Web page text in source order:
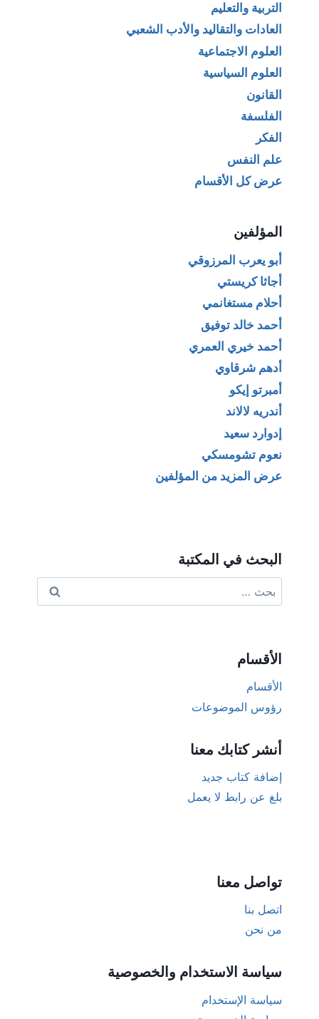
التربية والتعليم
العادات والتقاليد والأدب الشعبي
العلوم الاجتماعية
العلوم السياسية
القانون
الفلسفة
الفكر
علم النفس
عرض كل الأقسام
المؤلفين
أبو يعرب المرزوقي
أجاثا كريستي
أحلام مستغانمي
أحمد خالد توفيق
أحمد خيري العمري
أدهم شرقاوي
أمبرتو إيكو
أندريه لالاند
إدوارد سعيد
نعوم تشومسكي
عرض المزيد من المؤلفين
البحث في المكتبة
عن:
الأقسام
الأقسام
رؤوس الموضوعات
أنشر كتابك معنا
إضافة كتاب جديد
بلغ عن رابط لا يعمل
تواصل معنا
اتصل بنا
من نحن
سياسة الاستخدام والخصوصية
سياسة الإستخدام